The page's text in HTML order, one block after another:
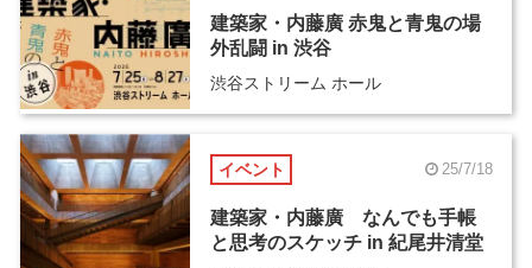
建築家・内藤廣 赤鬼と青鬼の場
外乱闘 in 渋谷
渋谷ストリーム ホール
イベント 25/7/18
建築家・内藤廣 なんでも手帳
と思考のスケッチ in 紀尾井清堂